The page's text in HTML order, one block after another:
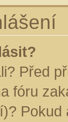
Před
fóru